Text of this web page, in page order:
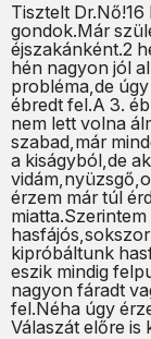
Tisztelt
gondok.Már
éjszakánként.2
hén nagyon jól
probléma,de
ébredt fel.A 3.
nem lett volna
szabad,már
a kiságyból,de
érzem már túl
kipróbáltunk
eszik mindig
nagyon fáradt
fel.Néha úgy
Válaszát előre is